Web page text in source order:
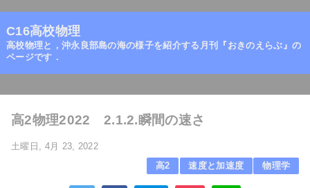
C16高校物理
高校物理と，沖永良部島の海の様子を紹介する月刊『おきのえらぶ』の
ページです．
高2物理2022 2.1.2.瞬間の速さ
土曜日, 4月 23, 2022
高2
速度と加速度 物理学